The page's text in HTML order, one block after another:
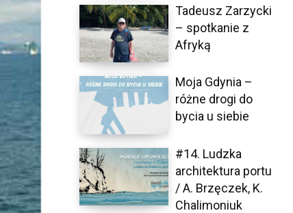
Tadeusz Zarzycki
– spotkanie z
Afryką
Moja Gdynia –
różne drogi do
bycia u siebie
#14. Ludzka
architektura portu
/ A. Brzęczek, K.
Chalimoniuk